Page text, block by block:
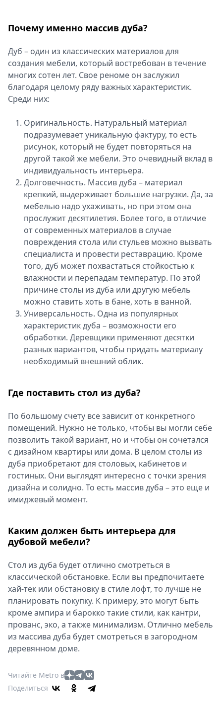
Почему именно массив дуба?
Дуб – один из классических материалов для
создания мебели, который востребован в течение
многих сотен лет. Свое реноме он заслужил
благодаря целому ряду важных характеристик.
Среди них:
Оригинальность. Натуральный материал
подразумевает уникальную фактуру, то есть
рисунок, который не будет повторяться на
другой такой же мебели. Это очевидный вклад в
индивидуальность интерьера.
Долговечность. Массив дуба – материал
крепкий, выдерживает большие нагрузки. Да, за
мебелью надо ухаживать, но при этом она
прослужит десятилетия. Более того, в отличие
от современных материалов в случае
повреждения стола или стульев можно вызвать
специалиста и провести реставрацию. Кроме
того, дуб может похвастаться стойкостью к
влажности и перепадам температур. По этой
причине столы из дуба или другую мебель
можно ставить хоть в бане, хоть в ванной.
Универсальность. Одна из популярных
характеристик дуба – возможности его
обработки. Деревщики применяют десятки
разных вариантов, чтобы придать материалу
необходимый внешний облик.
Где поставить стол из дуба?
По большому счету все зависит от конкретного
помещений. Нужно не только, чтобы вы могли себе
позволить такой вариант, но и чтобы он сочетался
с дизайном квартиры или дома. В целом столы из
дуба приобретают для столовых, кабинетов и
гостиных. Они выглядят интересно с точки зрения
дизайна и солидно. То есть массив дуба – это еще и
имиджевый момент.
Каким должен быть интерьера для
дубовой мебели?
Стол из дуба будет отлично смотреться в
классической обстановке. Если вы предпочитаете
хай-тек или обстановку в стиле лофт, то лучше не
планировать покупку. К примеру, это могут быть
кроме ампира и барокко такие стили, как кантри,
прованс, эко, а также минимализм. Отлично мебель
из массива дуба будет смотреться в загородном
деревянном доме.
Читайте Metro в
Поделиться